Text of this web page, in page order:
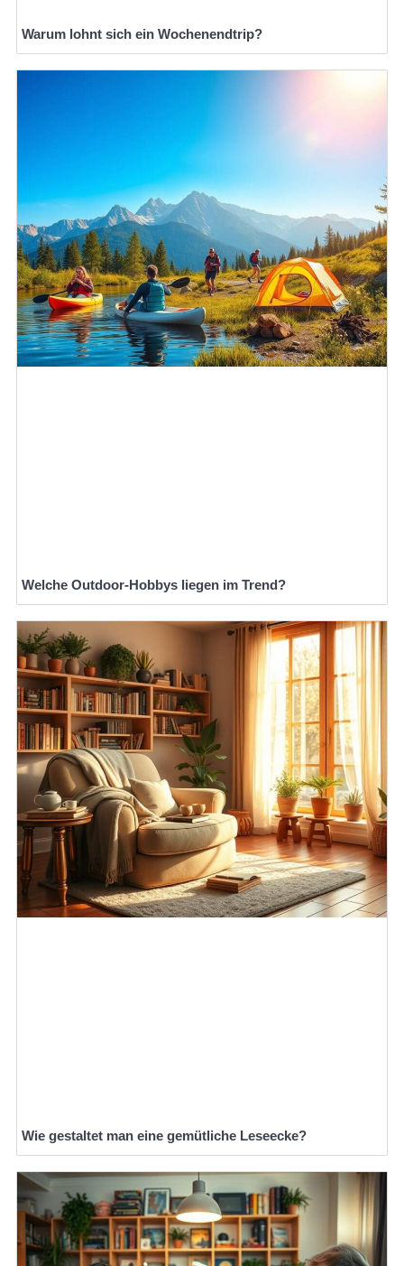
Warum lohnt sich ein Wochenendtrip?
Welche Outdoor-Hobbys liegen im Trend?
Wie gestaltet man eine gemütliche Leseecke?